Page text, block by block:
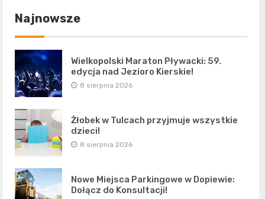
Najnowsze
Wielkopolski Maraton Pływacki: 59.
edycja nad Jezioro Kierskie!
8 sierpnia 2026
Żłobek w Tulcach przyjmuje wszystkie
dzieci!
8 sierpnia 2026
Nowe Miejsca Parkingowe w Dopiewie:
Dołącz do Konsultacji!